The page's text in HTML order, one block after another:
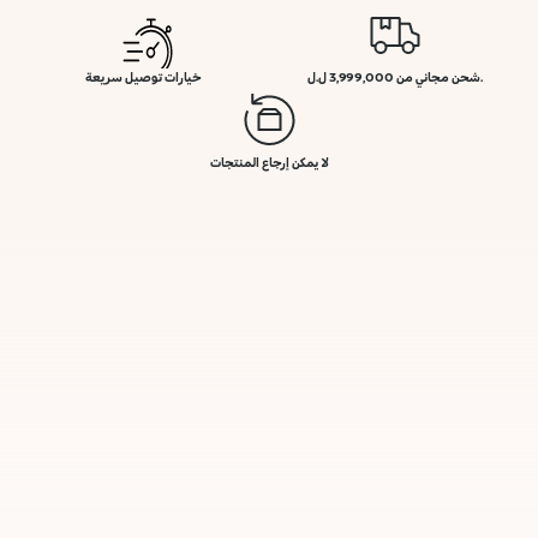
.شحن مجاني من 3,999,000 ل.ل خيارات توصيل سريعة
لا يمكن إرجاع المنتجات